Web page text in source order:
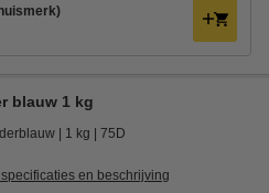
blauw 1 kg
1 kg 75D
en beschrijving